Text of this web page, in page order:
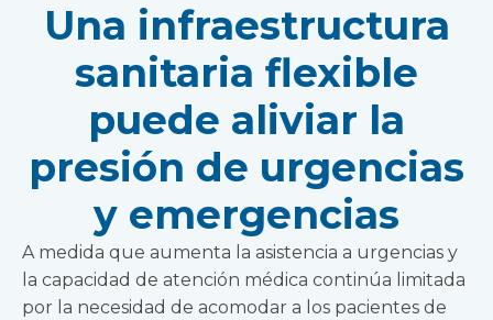
Una infraestructura
sanitaria flexible
puede aliviar la
presión de urgencias
y emergencias
A medida que aumenta la asistencia a urgencias y
la capacidad de atención médica continúa limitada
por la necesidad de acomodar a los pacientes de